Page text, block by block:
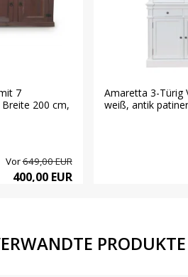
7
200 cm,
Vor649,00 EUR
400,00 EUR
Amaretta 3-Türig
weiß, antik
PRODUKTE